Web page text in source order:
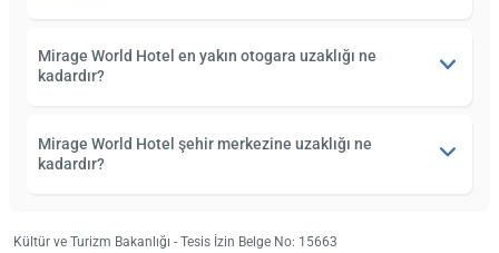
Mirage World Hotel en yakın otogara uzaklığı ne
kadardır?
Mirage World Hotel şehir merkezine uzaklığı ne
kadardır?
Kültür ve Turizm Bakanlığı - Tesis İzin Belge No: 15663